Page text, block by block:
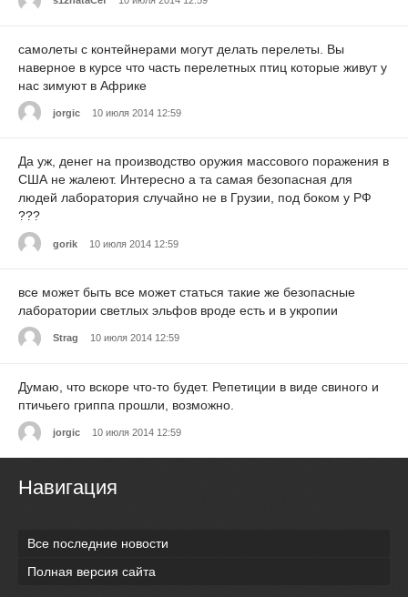
самолеты с контейнерами могут делать перелеты. Вы
наверное в курсе что часть перелетных птиц которые живут у
нас зимуют в Африке
jorgic 10 июля 2014 12:59
Да уж, денег на производство оружия массового поражения в
США не жалеют. Интересно а та самая безопасная для
людей лаборатория случайно не в Грузии, под боком у РФ
???
gorik 10 июля 2014 12:59
все может быть все может статься такие же безопасные
лаборатории светлых эльфов вроде есть и в укропии
Strag 10 июля 2014 12:59
Думаю, что вскоре что-то будет. Репетиции в виде свиного и
птичьего гриппа прошли, возможно.
jorgic 10 июля 2014 12:59
Навигация
Все последние новости
Полная версия сайта